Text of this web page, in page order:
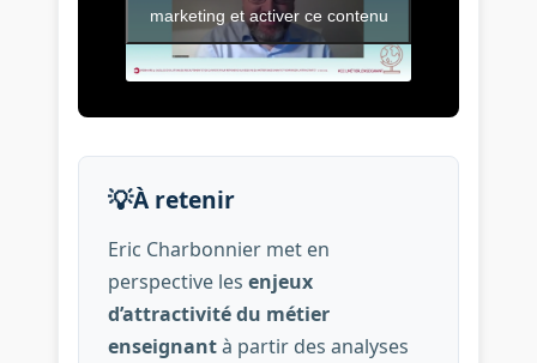
Vidéo de l’intervention :
marketing et activer ce contenu
💡À retenir
Eric Charbonnier met en
perspective les enjeux
d’attractivité du métier
enseignantà partir des analyses